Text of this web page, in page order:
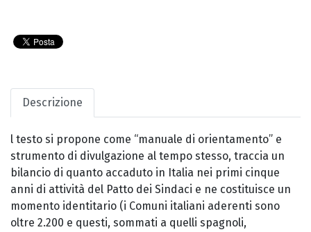
Descrizione
l testo si propone come “manuale di orientamento” e
strumento di divulgazione al tempo stesso, traccia un
bilancio di quanto accaduto in Italia nei primi cinque
anni di attività del Patto dei Sindaci e ne costituisce un
momento identitario (i Comuni italiani aderenti sono
oltre 2.200 e questi, sommati a quelli spagnoli,